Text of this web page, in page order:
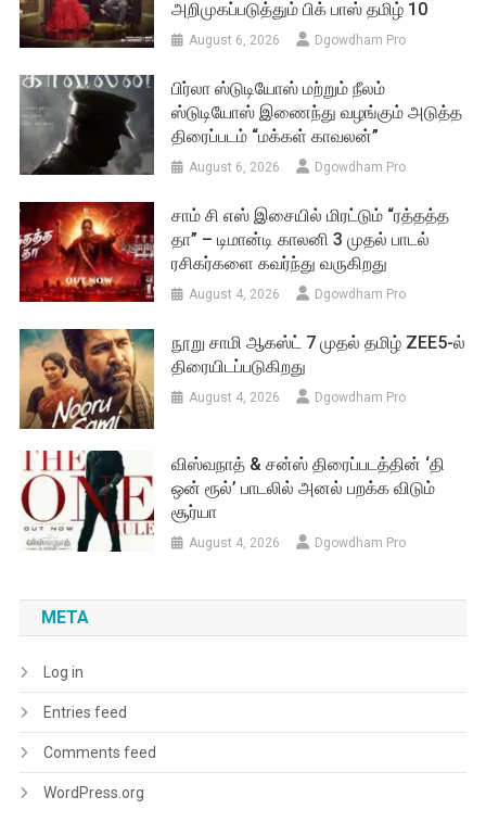
அறிமுகப்படுத்தும் பிக் பாஸ் தமிழ் 10
August 6, 2026 Dgowdham Pro
பிர்லா ஸ்டுடியோஸ் மற்றும் நீலம்
ஸ்டுடியோஸ் இணைந்து வழங்கும் அடுத்த
திரைப்படம் “மக்கள் காவலன்”
August 6, 2026 Dgowdham Pro
சாம் சி எஸ் இசையில் மிரட்டும் “ரத்தத்த
தா” – டிமான்டி காலனி 3 முதல் பாடல்
ரசிகர்களை கவர்ந்து வருகிறது
August 4, 2026 Dgowdham Pro
நூறு சாமி ஆகஸ்ட் 7 முதல் தமிழ் ZEE5-ல்
திரையிடப்படுகிறது
August 4, 2026 Dgowdham Pro
விஸ்வநாத் & சன்ஸ் திரைப்படத்தின் ‘தி
ஒன் ரூல்’ பாடலில் அனல் பறக்க விடும்
சூர்யா
August 4, 2026 Dgowdham Pro
META
Log in
Entries feed
Comments feed
WordPress.org